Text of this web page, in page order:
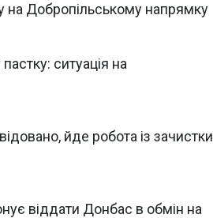
на Добропільському напрямку
ситуація на
йде робота із зачистки
віддати Донбас в обмін на